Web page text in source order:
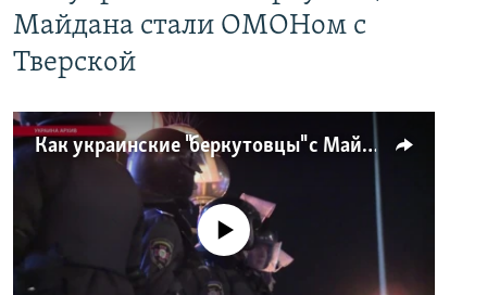
Майдана стали ОМОНом с
Тверской
Как украинские "беркутовцы" с Майдана стали ОМОНом с Тверской
No media source currently available